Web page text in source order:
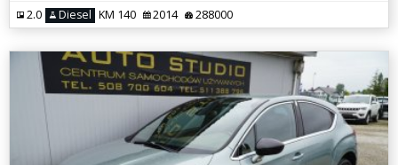
2.0 Diesel KM 140 2014 288000